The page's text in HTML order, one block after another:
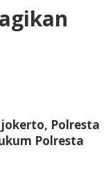
Polresta
Polresta